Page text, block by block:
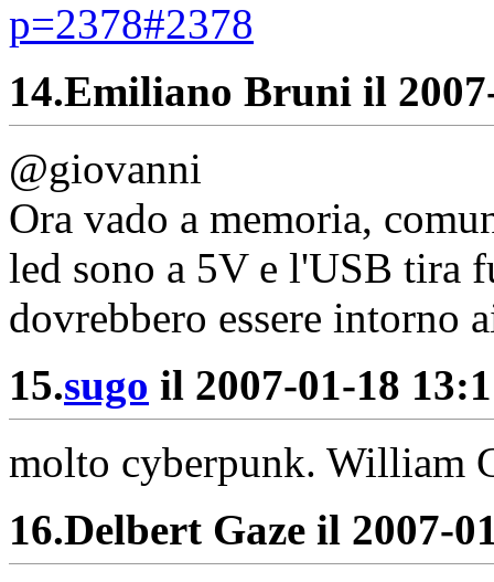
p=2378#2378
14.Emiliano Bruni il
@giovanni
Ora vado a memoria,
led sono a 5V e l'USB tira
dovrebbero essere intorno
15.sugo il 2007-01-18
molto cyberpunk. William
16.Delbert Gaze il 2007-